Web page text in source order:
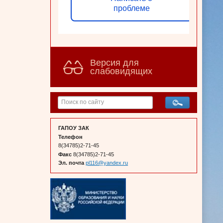
проблеме
Версия для
слабовидящих
ГАПОУ ЗАК
Телефон
8(34785)2-71-45
Факс 8(34785)2-71-45
Эл. почта pl116@yandex.ru